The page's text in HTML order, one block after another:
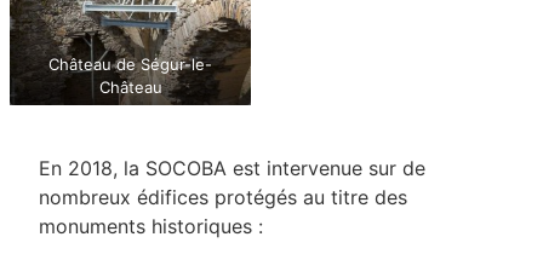
Château de Ségur-le-
Château
En 2018, la SOCOBA est intervenue sur de
nombreux édifices protégés au titre des
monuments historiques :